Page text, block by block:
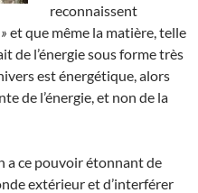
reconnaissent
et que même la matière, telle
de l’énergie sous forme très
est énergétique, alors
de l’énergie, et non de la
a ce pouvoir étonnant de
extérieur et d’interférer